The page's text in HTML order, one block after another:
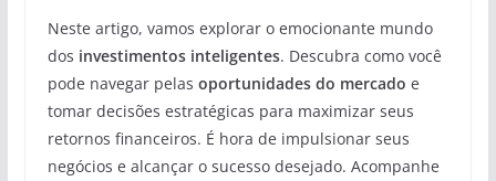
Neste artigo, vamos explorar o emocionante mundo
dos investimentos inteligentes. Descubra como você
pode navegar pelas oportunidades do mercado e
tomar decisões estratégicas para maximizar seus
retornos financeiros. É hora de impulsionar seus
negócios e alcançar o sucesso desejado. Acompanhe